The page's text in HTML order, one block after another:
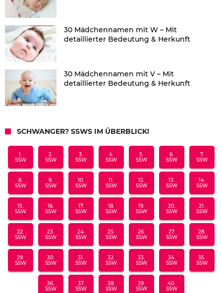
30 Mädchennamen mit W – Mit
detaillierter Bedeutung & Herkunft
30 Mädchennamen mit V – Mit
detaillierter Bedeutung & Herkunft
SCHWANGER? SSWS IM ÜBERBLICK!
1.
SSW
2.
SSW
3.
SSW
4.
SSW
5.
SSW
6.
SSW
7.
SSW
8.
SSW
9.
SSW
10.
SSW
11.
SSW
12.
SSW
13.
SSW
14.
SSW
15.
SSW
16.
SSW
17.
SSW
18.
SSW
19.
SSW
20.
SSW
21.
SSW
22.
SSW
23.
SSW
24.
SSW
25.
SSW
26.
SSW
27.
SSW
28.
SSW
29.
SSW
30.
SSW
31.
SSW
32.
SSW
33.
SSW
34.
SSW
35.
SSW
36.
SSW
37.
SSW
38.
SSW
39.
SSW
40.
SSW